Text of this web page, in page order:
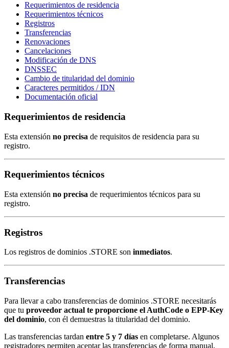
Requerimientos de residencia
Requerimientos técnicos
Registros
Transferencias
Renovaciones
Cancelaciones
Modificación de DNS
DNSSEC
Cambio de titularidad del dominio
Caracteres permitidos / IDN
Documentación oficial
Requerimientos de residencia
Esta extensión no precisa de requisitos de residencia para su
registro.
Requerimientos técnicos
Esta extensión no precisa de requerimientos técnicos para su
registro.
Registros
Los registros de dominios .STORE son inmediatos.
Transferencias
Para llevar a cabo transferencias de dominios .STORE necesitarás
que tu proveedor actual te proporcione el AuthCode o EPP-Key
del dominio, con él demuestras la titularidad del dominio.
Las transferencias tardan entre 5 y 7 días en completarse. Algunos
registradores permiten aceptar las transferencias de forma manual,